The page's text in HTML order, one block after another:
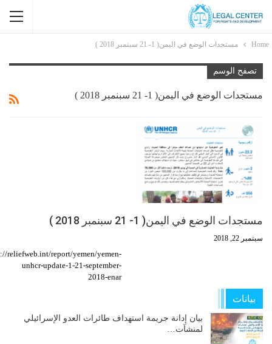
Home مستجدات الوضع في اليمن( 1- 21 سبنمبر 2018 )
تصفح الوسم
مستجدات الوضع في اليمن( 1- 21 سبنمبر 2018 )
مستجدات الوضع في اليمن( 1- 21 سبنمبر 2018 )
سبتمبر 22, 2018
reliefweb.int/report/yemen/yemen-
unhcr-update-1-21-september-
2018-enar
بيانات
بيان إدانة جريمة استهداف طائرات العدو الإسرائيلي
لمنشآت…